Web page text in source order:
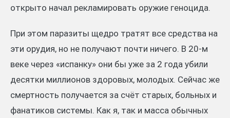
открыто начал рекламировать оружие геноцида.
При этом паразиты щедро тратят все средства на
эти орудия, но не получают почти ничего. В 20-м
веке через «испанку» они бы уже за 2 года убили
десятки миллионов здоровых, молодых. Сейчас же
смертность получается за счёт старых, больных и
фанатиков системы. Как я, так и масса обычных